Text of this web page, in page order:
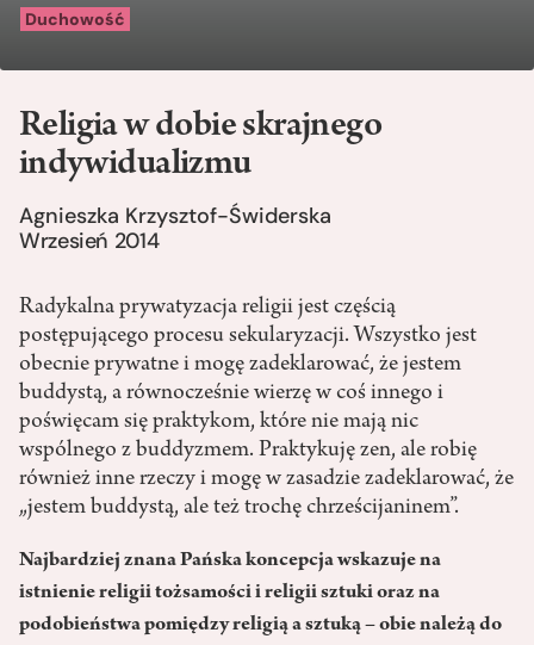
Duchowość
Religia w dobie skrajnego
indywidualizmu
Agnieszka Krzysztof-Świderska
Wrzesień 2014
Radykalna prywatyzacja religii jest częścią
postępującego procesu sekularyzacji. Wszystko jest
obecnie prywatne i mogę zadeklarować, że jestem
buddystą, a równocześnie wierzę w coś innego i
poświęcam się praktykom, które nie mają nic
wspólnego z buddyzmem. Praktykuję zen, ale robię
również inne rzeczy i mogę w zasadzie zadeklarować, że
„jestem buddystą, ale też trochę chrześcijaninem”.
Najbardziej znana Pańska koncepcja wskazuje na
istnienie religii tożsamości i religii sztuki oraz na
podobieństwa pomiędzy religią a sztuką – obie należą do